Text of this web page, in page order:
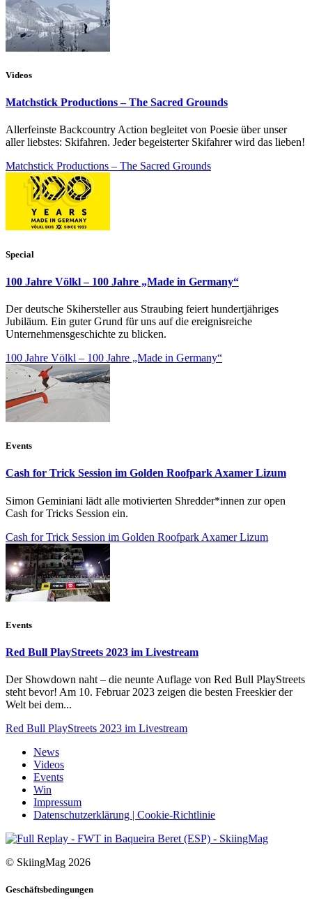
Videos
Matchstick Productions – The Sacred Grounds
Allerfeinste Backcountry Action begleitet von Poesie über unser
aller liebstes: Skifahren. Jeder begeisterter Skifahrer wird das lieben!
Matchstick Productions – The Sacred Grounds
Special
100 Jahre Völkl – 100 Jahre „Made in Germany“
Der deutsche Skihersteller aus Straubing feiert hundertjähriges
Jubiläum. Ein guter Grund für uns auf die ereignisreiche
Unternehmensgeschichte zu blicken.
100 Jahre Völkl – 100 Jahre „Made in Germany“
Events
Cash for Trick Session im Golden Roofpark Axamer Lizum
Simon Geminiani lädt alle motivierten Shredder*innen zur open
Cash for Tricks Session ein.
Cash for Trick Session im Golden Roofpark Axamer Lizum
Events
Red Bull PlayStreets 2023 im Livestream
Der Showdown naht – die neunte Auflage von Red Bull PlayStreets
steht bevor! Am 10. Februar 2023 zeigen die besten Freeskier der
Welt bei dem...
Red Bull PlayStreets 2023 im Livestream
News
Videos
Events
Win
Impressum
Datenschutzerklärung | Cookie-Richtlinie
© SkiingMag 2026
Geschäftsbedingungen